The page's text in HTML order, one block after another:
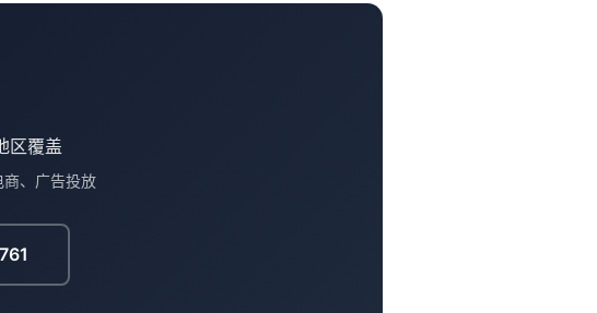
区覆盖
、广告投放